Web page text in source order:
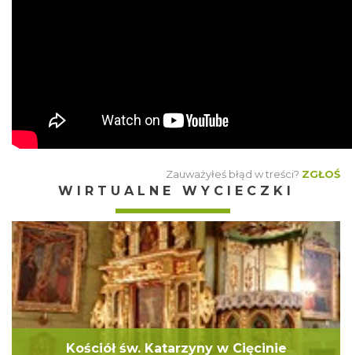
Zauważyłeś błąd w treści? ZGŁOŚ
WIRTUALNE WYCIECZKI
Kościół św. Katarzyny w Cięcinie